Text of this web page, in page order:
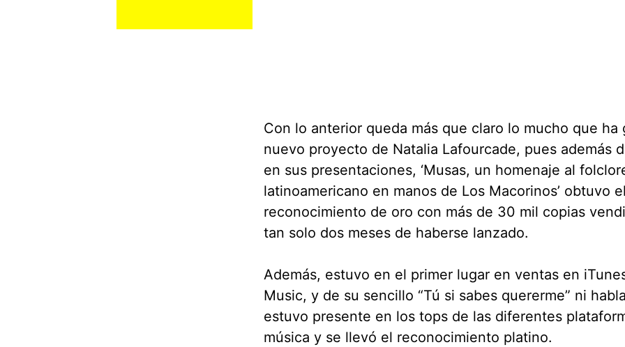
Con lo anterior queda más que claro lo mucho que ha
nuevo proyecto de Natalia Lafourcade, pues además
en sus presentaciones, ‘Musas, un homenaje al
latinoamericano en manos de Los Macorinos’ obtuvo el
reconocimiento de oro con más de 30 mil copias
tan solo dos meses de haberse lanzado.
Además, estuvo en el primer lugar en ventas en
Music, y de su sencillo “Tú si sabes quererme” ni
estuvo presente en los tops de las diferentes
música y se llevó el reconocimiento platino.